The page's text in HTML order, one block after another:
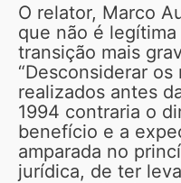
O relator, Marco
que não é
transição mais
“Desconsiderar
realizados antes
1994 contraria o
benefício e a
amparada no
jurídica, de ter